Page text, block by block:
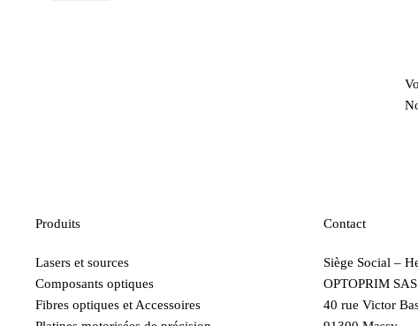
Produits
Lasers et sources
Composants optiques
Fibres optiques et Accessoires
Contact
Siège Social –
OPTOPRIM SAS
40 rue Victor